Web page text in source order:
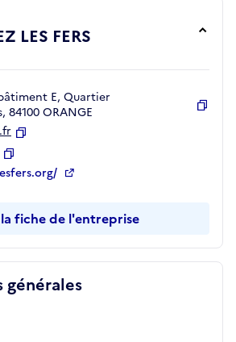
LES FERS
E, Quartier
84100 ORANGE
Copier
fiche de l'entreprise